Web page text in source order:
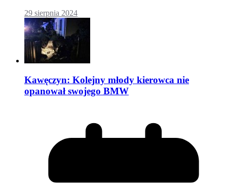
29 sierpnia 2024
Kawęczyn: Kolejny młody kierowca nie
opanował swojego BMW